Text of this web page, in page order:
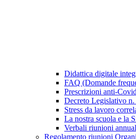
Didattica digitale
FAQ (Domande
Prescrizioni anti-
Decreto Legislativo
Stress da lavoro
La nostra scuola e la
Verbali riunioni
Regolamento riunioni